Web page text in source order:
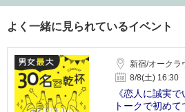
よく一緒に見られているイベント
新宿/オークラ
8/8(土) 16:30
《恋人に誠実
トークで初めて